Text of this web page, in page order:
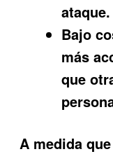
ataque.
Bajo
más
que
A medida